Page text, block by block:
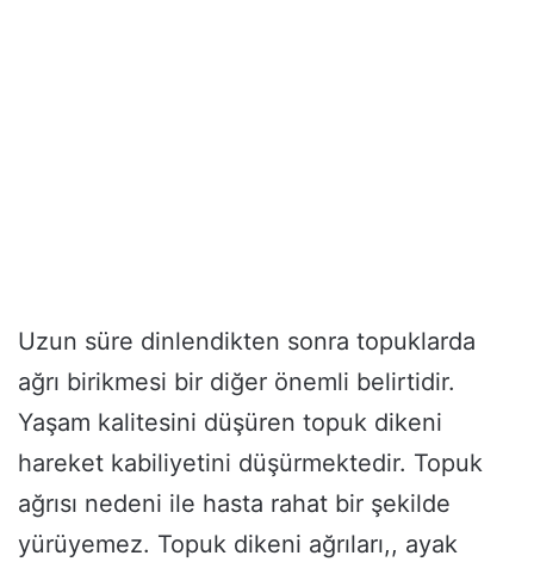
Uzun süre dinlendikten sonra topuklarda
ağrı birikmesi bir diğer önemli belirtidir.
Yaşam kalitesini düşüren topuk dikeni
hareket kabiliyetini düşürmektedir. Topuk
ağrısı nedeni ile hasta rahat bir şekilde
yürüyemez. Topuk dikeni ağrıları,, ayak